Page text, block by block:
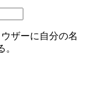
ザーに自分の名